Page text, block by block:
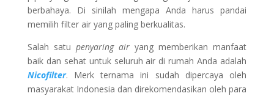
berbahaya. Di sinilah mengapa Anda harus pandai
memilih filter air yang paling berkualitas.
Salah satu penyaring air yang memberikan manfaat
baik dan sehat untuk seluruh air di rumah Anda adalah
Nicofilter. Merk ternama ini sudah dipercaya oleh
masyarakat Indonesia dan direkomendasikan oleh para